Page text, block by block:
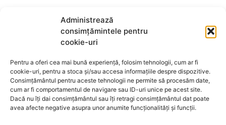
Administrează
consimțămintele pentru
cookie-uri
Pentru a oferi cea mai bună experiență, folosim tehnologii, cum ar fi
cookie-uri, pentru a stoca și/sau accesa informațiile despre dispozitive.
Consimțământul pentru aceste tehnologii ne permite să procesăm date,
cum ar fi comportamentul de navigare sau ID-uri unice pe acest site.
Dacă nu îți dai consimțământul sau îți retragi consimțământul dat poate
avea afecte negative asupra unor anumite funcționalități și funcții.
Retragere din contract
A.N.P.C.